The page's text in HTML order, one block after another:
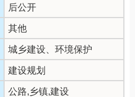
后公开
其他
城乡建设、环境保护
建设规划
公路,乡镇,建设